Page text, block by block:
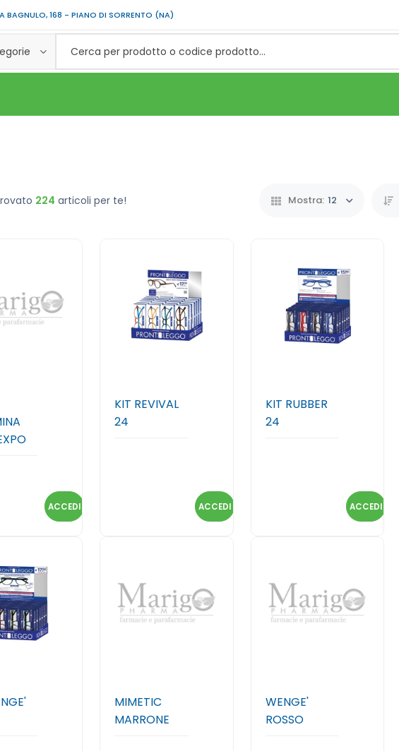
BAGNULO, 168 - PIANO DI SORRENTO (NA)
224 articoli per te! Mostra: 12
ACCEDI
KIT REVIVAL
24
ACCEDI
KIT RUBBER
24
ACCEDI
MIMETIC
MARRONE
WENGE'
ROSSO